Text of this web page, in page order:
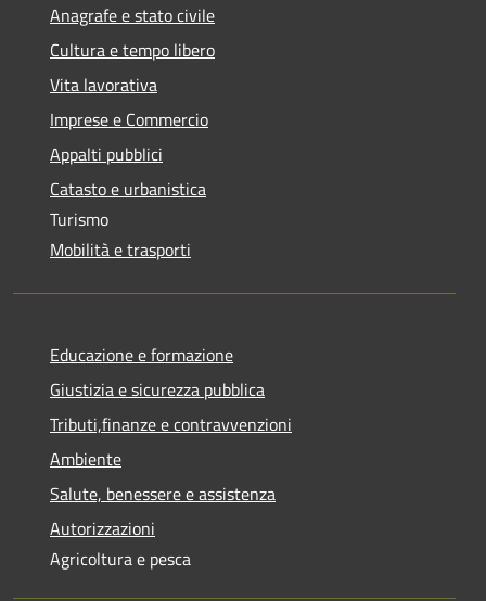
Anagrafe e stato civile
Cultura e tempo libero
Vita lavorativa
Imprese e Commercio
Appalti pubblici
Catasto e urbanistica
Turismo
Mobilità e trasporti
Educazione e formazione
Giustizia e sicurezza pubblica
Tributi,finanze e contravvenzioni
Ambiente
Salute, benessere e assistenza
Autorizzazioni
Agricoltura e pesca